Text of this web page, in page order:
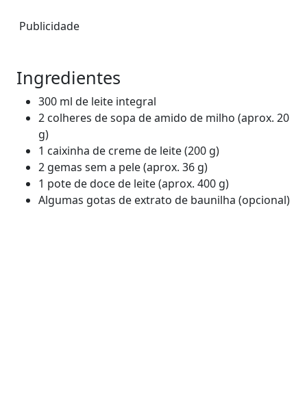
Publicidade
Ingredientes
300 ml de leite integral
2 colheres de sopa de amido de milho (aprox. 20
g)
1 caixinha de creme de leite (200 g)
2 gemas sem a pele (aprox. 36 g)
1 pote de doce de leite (aprox. 400 g)
Algumas gotas de extrato de baunilha (opcional)